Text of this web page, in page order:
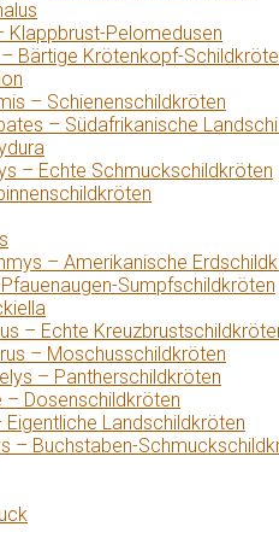
Klappbrust-Pelomedusen
Bärtige Krötenkopf-
– Schienenschildkröten
– Südafrikanische
– Echte Schmuckschildkröten
– Amerikanische
Sumpfschildkröten
– Echte
– Moschusschildkröten
– Pantherschildkröten
– Dosenschildkröten
Landschildkröten
– Buchstaben-